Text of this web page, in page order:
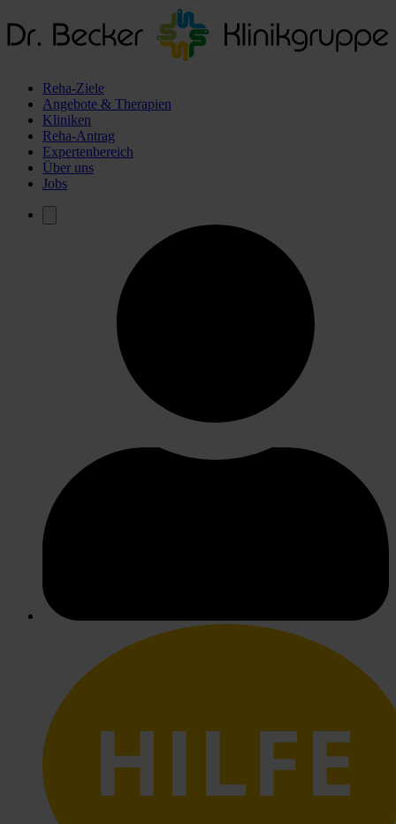
Reha-Ziele
Angebote & Therapien
Kliniken
Reha-Antrag
Expertenbereich
Über uns
Jobs
HILFE